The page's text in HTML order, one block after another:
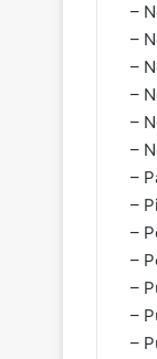
–
–
–
–
–
–
–
–
–
–
–
–
–